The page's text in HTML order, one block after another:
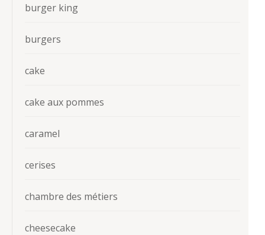
burger king
burgers
cake
cake aux pommes
caramel
cerises
chambre des métiers
cheesecake